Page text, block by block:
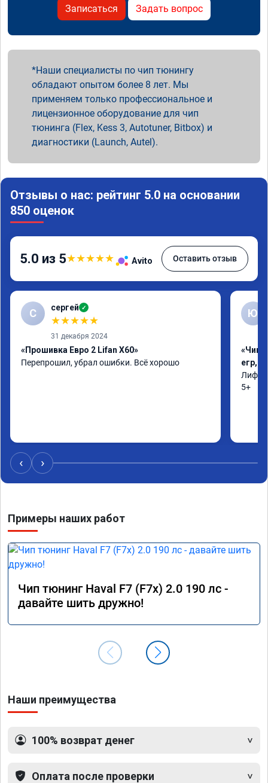
Записаться Задать вопрос
Наши специалисты по чип тюнингу
обладают опытом более 8 лет. Мы
применяем только профессиональное и
лицензионное оборудование для чип
тюнинга (Flex, Kess 3, Autotuner, Bitbox) и
диагностики (Launch, Autel).
Отзывы о нас: рейтинг 5.0 на основании
850 оценок
5.0 из 5★★★★★ Avito Оставить отзыв
С сергей ✓
★★★★★
31 декабря 2024
«Прошивка Евро 2 Lifan X60»
Перепрошил, убрал ошибки. Всё хорошо
Ю
«Чип
егр,
Лифан
5+
‹ ›
Примеры наших работ
Чип тюнинг Haval F7 (F7x) 2.0 190 лс -
давайте шить дружно!
Наши преимущества
100% возврат денег
Оплата после проверки